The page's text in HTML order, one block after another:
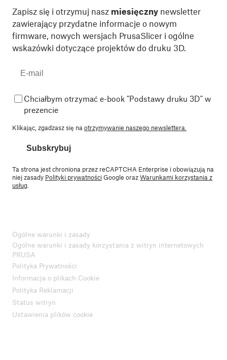
Zapisz się i otrzymuj nasz miesięczny newsletter
zawierający przydatne informacje o nowym
firmware, nowych wersjach PrusaSlicer i ogólne
wskazówki dotyczące projektów do druku 3D.
Chciałbym otrzymać e-book "Podstawy druku 3D" w
prezencie
Klikając, zgadzasz się na otrzymywanie naszego newslettera.
Subskrybuj
Ta strona jest chroniona przez reCAPTCHA Enterprise i obowiązują na
niej zasady Polityki prywatnościGoogle orazWarunkami korzystania z
usług
Ogólne warunki i zasady
Ogólne warunki i zasady korzystania z witryn internetowych
PRUSA
Polityka Prywatności
Informacja o plikach Cookie
Polityka Reklamacji
Status witryn
Ustawienia plików cookie